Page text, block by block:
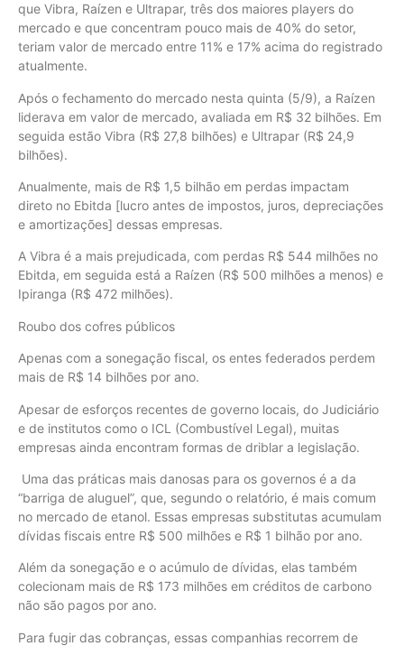
que Vibra, Raízen e Ultrapar, três dos maiores players do
mercado e que concentram pouco mais de 40% do setor,
teriam valor de mercado entre 11% e 17% acima do registrado
atualmente.
Após o fechamento do mercado nesta quinta (5/9), a Raízen
liderava em valor de mercado, avaliada em R$ 32 bilhões. Em
seguida estão Vibra (R$ 27,8 bilhões) e Ultrapar (R$ 24,9
bilhões).
Anualmente, mais de R$ 1,5 bilhão em perdas impactam
direto no Ebitda [lucro antes de impostos, juros, depreciações
e amortizações] dessas empresas.
A Vibra é a mais prejudicada, com perdas R$ 544 milhões no
Ebitda, em seguida está a Raízen (R$ 500 milhões a menos) e
Ipiranga (R$ 472 milhões).
Roubo dos cofres públicos
Apenas com a sonegação fiscal, os entes federados perdem
mais de R$ 14 bilhões por ano.
Apesar de esforços recentes de governo locais, do Judiciário
e de institutos como o ICL (Combustível Legal), muitas
empresas ainda encontram formas de driblar a legislação.
Uma das práticas mais danosas para os governos é a da
“barriga de aluguel”, que, segundo o relatório, é mais comum
no mercado de etanol. Essas empresas substitutas acumulam
dívidas fiscais entre R$ 500 milhões e R$ 1 bilhão por ano.
Além da sonegação e o acúmulo de dívidas, elas também
colecionam mais de R$ 173 milhões em créditos de carbono
não são pagos por ano.
Para fugir das cobranças, essas companhias recorrem de